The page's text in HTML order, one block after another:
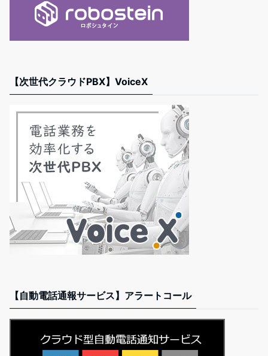
【次世代クラウドPBX】VoiceX
【自動電話通報サービス】アラートコール